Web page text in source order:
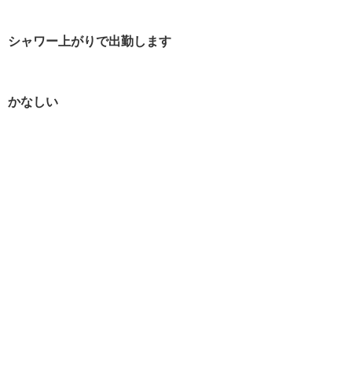
シャワー上がりで出勤します
かなしい